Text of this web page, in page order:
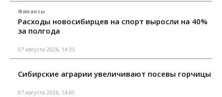
Финансы
Расходы новосибирцев на спорт выросли на 40%
за полгода
07 августа 2026, 14:35
Сибирские аграрии увеличивают посевы горчицы
07 августа 2026, 14:00